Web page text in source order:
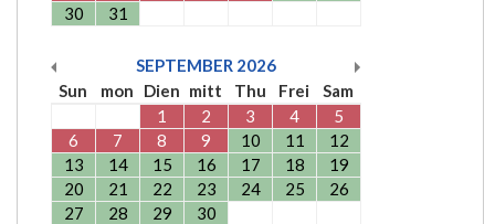
30
31
SEPTEMBER 2026
Sun
mon Dien mitt Thu Frei
Sam
1
2 3 4
5
6
7 8 9 10 11
12
13
14 15 16 17 18
19
20
21 22 23 24 25
26
27
28 29 30